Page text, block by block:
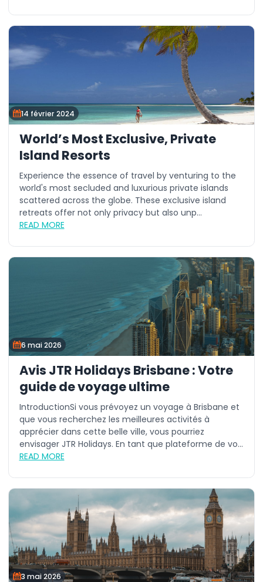
14 février 2024
World’s Most Exclusive, Private
Island Resorts
Experience the essence of travel by venturing to the
world's most secluded and luxurious private islands
scattered across the globe. These exclusive island
retreats offer not only privacy but also unp...
READ MORE
6 mai 2026
Avis JTR Holidays Brisbane : Votre
guide de voyage ultime
IntroductionSi vous prévoyez un voyage à Brisbane et
que vous recherchez les meilleures activités à
apprécier dans cette belle ville, vous pourriez
envisager JTR Holidays. En tant que plateforme de vo...
READ MORE
3 mai 2026